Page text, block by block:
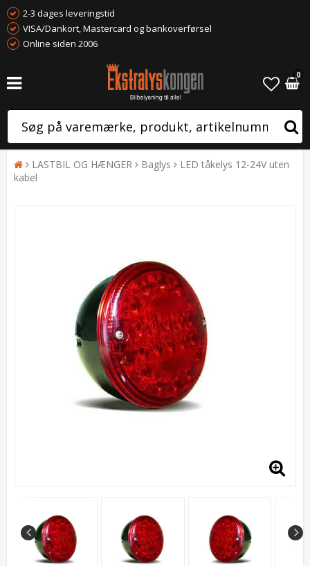
2-3 dages leveringstid
VISA/Dankort, Mastercard og bankoverførsel
Online siden 2006
0
LASTBIL OG HÆNGER Baglys
LED tåkelys 12-24V uten
kabel